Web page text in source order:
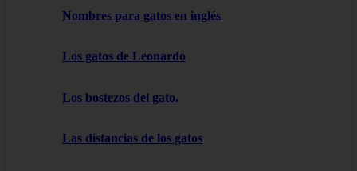
Nombres para gatos en inglés
Los gatos de Leonardo
Los bostezos del gato.
Las distancias de los gatos